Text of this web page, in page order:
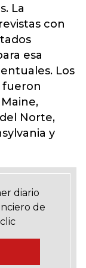
La
con
esa
Los
fueron
Norte,
y
diario
de